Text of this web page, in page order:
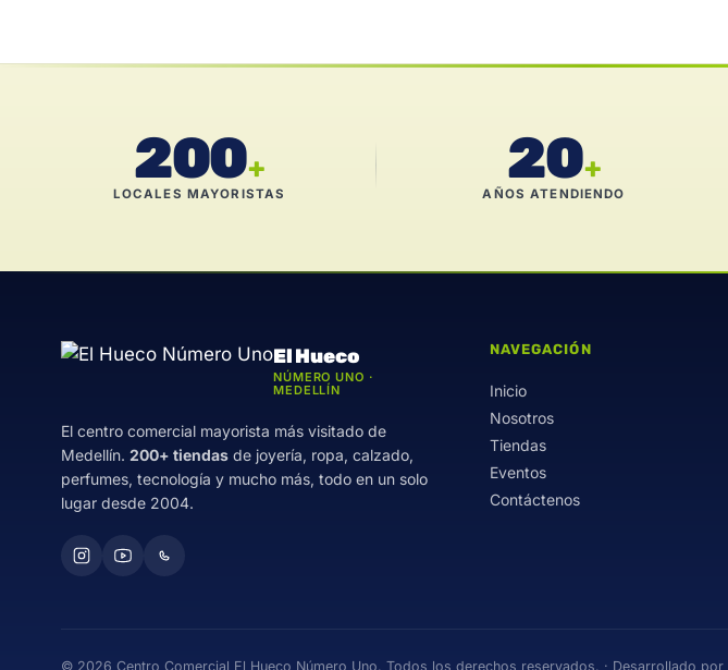
200+
LOCALES MAYORISTAS
20+
AÑOS ATENDIENDO
El Hueco
NÚMERO UNO ·
MEDELLÍN
El centro comercial mayorista más visitado de
Medellín. 200+ tiendas de joyería, ropa, calzado,
perfumes, tecnología y mucho más, todo en un solo
lugar desde 2004.
NAVEGACIÓN
Inicio
Nosotros
Tiendas
Eventos
Contáctenos
© 2026 Centro Comercial El Hueco Número Uno. Todos los derechos reservados. · Desarrollado por